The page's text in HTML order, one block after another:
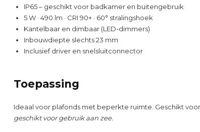
IP65 – geschikt voor badkamer en buitengebruik
5 W · 490 lm · CRI 90+ · 60° stralingshoek
Kantelbaar en dimbaar (LED-dimmers)
Inbouwdiepte slechts 23 mm
Inclusief driver en snelsluitconnector
Toepassing
Ideaal voor plafonds met beperkte ruimte. Geschikt
geschikt voor gebruik aan zee.